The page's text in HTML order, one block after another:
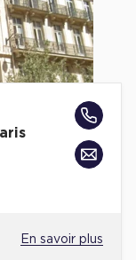
En savoir plus